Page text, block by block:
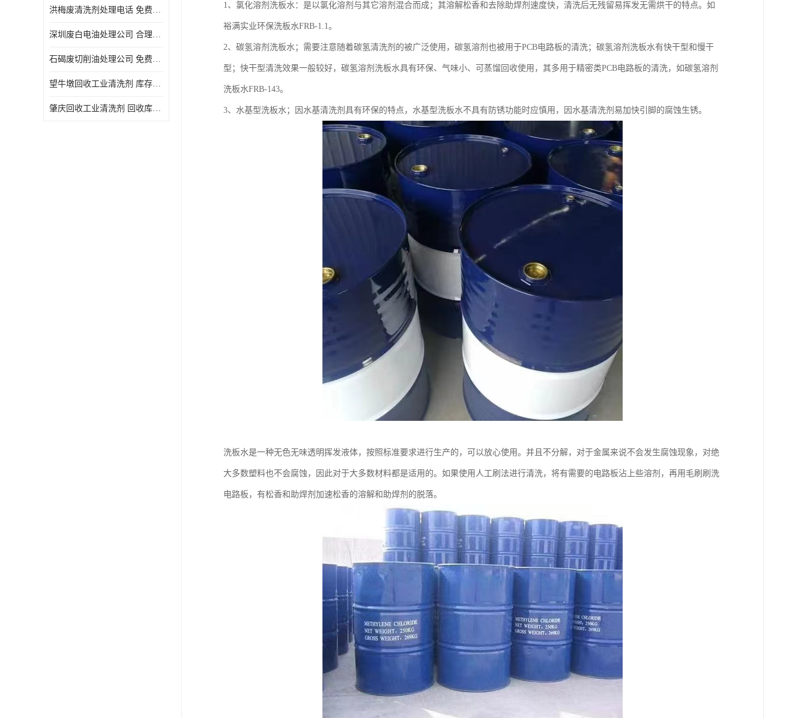
洪梅废清洗剂处理电话 免费估价 大量尾货回收
深圳废白电油处理公司 合理估价 上门评估报价
石碣废切削油处理公司 免费估价 量大量小均可
望牛墩回收工业清洗剂 库存积压回收 大量尾货回收
肇庆回收工业清洗剂 回收库存 量大量小均可
1、氯化溶剂洗板水：是以氯化溶剂与其它溶剂混合而成；其溶解松香和去除助焊剂速度快，清洗后无残留易挥发无需烘干的特点。如
裕满实业环保洗板水FRB-1.1。
2、碳氢溶剂洗板水；需要注意随着碳氢清洗剂的被广泛使用，碳氢溶剂也被用于PCB电路板的清洗；碳氢溶剂洗板水有快干型和慢干
型；快干型清洗效果一般较好，碳氢溶剂洗板水具有环保、气味小、可蒸馏回收使用，其多用于精密类PCB电路板的清洗，如碳氢溶剂
洗板水FRB-143。
3、水基型洗板水；因水基清洗剂具有环保的特点，水基型洗板水不具有防锈功能时应慎用，因水基清洗剂易加快引脚的腐蚀生锈。
洗板水是一种无色无味透明挥发液体，按照标准要求进行生产的，可以放心使用。并且不分解，对于金属来说不会发生腐蚀现象，对绝
大多数塑料也不会腐蚀，因此对于大多数材料都是适用的。如果使用人工刷法进行清洗，将有需要的电路板沾上些溶剂，再用毛刷刷洗
电路板，有松香和助焊剂加速松香的溶解和助焊剂的脱落。